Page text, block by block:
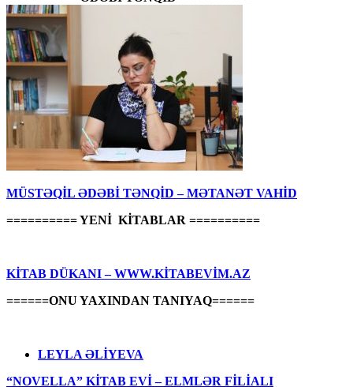
MÜSTƏQİL ƏDƏBİ TƏNQİD – MƏTANƏT VAHİD
========== YENİ KİTABLAR ==========
KİTAB DÜKANI – WWW.KİTABEVİM.AZ
======ONU YAXINDAN TANIYAQ======
LEYLA ƏLİYEVA
“NOVELLA” KİTAB EVİ – ELMLƏR FİLİALI